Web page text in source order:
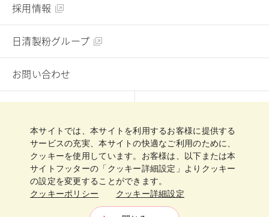
採用情報
日清製粉グループ
お問い合わせ
プライバシーポリシー
クッキーポリシー
クッキー詳細設定
ご利用規約 サイトマップ
Copyright © Nisshin Flour Milling INC. All Rights Reserved.
本サイトでは、本サイトを利用するお客様に提供する
サービスの充実、本サイトの快適なご利用のために、
クッキーを使用しています。お客様は、以下または本
サイトフッターの「クッキー詳細設定」よりクッキー
の設定を変更することができます。
クッキーポリシー
クッキー詳細設定